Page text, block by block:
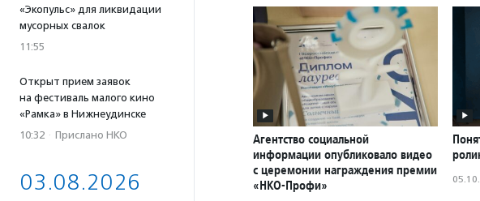
«Экопульс» для ликвидации
мусорных свалок
11:55
Открыт прием заявок
на фестиваль малого кино
«Рамка» в Нижнеудинске
10:32 · Прислано НКО
03.08.2026
Агентство социальной
информации опубликовало видео
с церемонии награждения премии
«НКО-Профи»